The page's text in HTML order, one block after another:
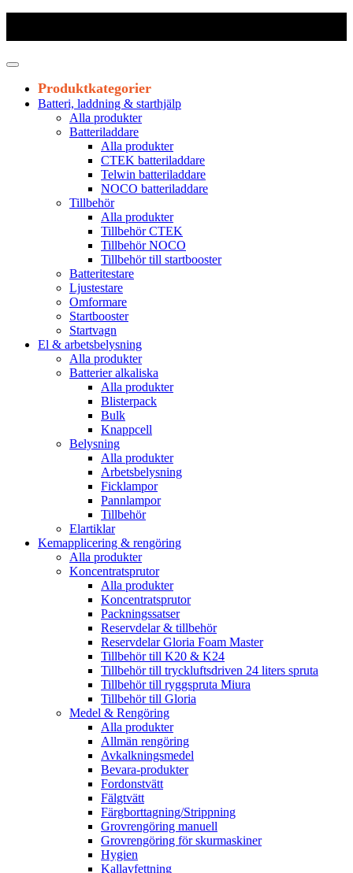
Produktkategorier
Batteri, laddning & starthjälp
Alla produkter
Batteriladdare
Alla produkter
CTEK batteriladdare
Telwin batteriladdare
NOCO batteriladdare
Tillbehör
Alla produkter
Tillbehör CTEK
Tillbehör NOCO
Tillbehör till startbooster
Batteritestare
Ljustestare
Omformare
Startbooster
Startvagn
El & arbetsbelysning
Alla produkter
Batterier alkaliska
Alla produkter
Blisterpack
Bulk
Knappcell
Belysning
Alla produkter
Arbetsbelysning
Ficklampor
Pannlampor
Tillbehör
Elartiklar
Kemapplicering & rengöring
Alla produkter
Koncentratsprutor
Alla produkter
Koncentratsprutor
Packningssatser
Reservdelar & tillbehör
Reservdelar Gloria Foam Master
Tillbehör till K20 & K24
Tillbehör till tryckluftsdriven 24 liters spruta
Tillbehör till ryggspruta Miura
Tillbehör till Gloria
Medel & Rengöring
Alla produkter
Allmän rengöring
Avkalkningsmedel
Bevara-produkter
Fordonstvätt
Fälgtvätt
Färgborttagning/Strippning
Grovrengöring manuell
Grovrengöring för skurmaskiner
Hygien
Kallavfettning